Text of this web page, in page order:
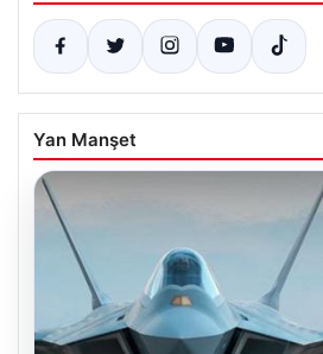
Yan Manşet